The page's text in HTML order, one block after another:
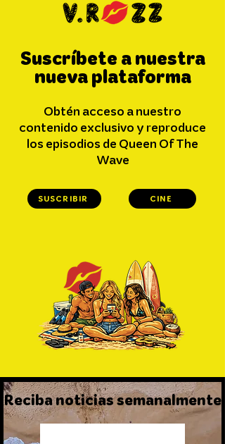
Suscríbete a nuestra
nueva plataforma
Obtén acceso a nuestro
contenido exclusivo y reproduce
los episodios de Queen Of The
Wave
SUSCRIBIR CINE
Reciba noticias semanalmente